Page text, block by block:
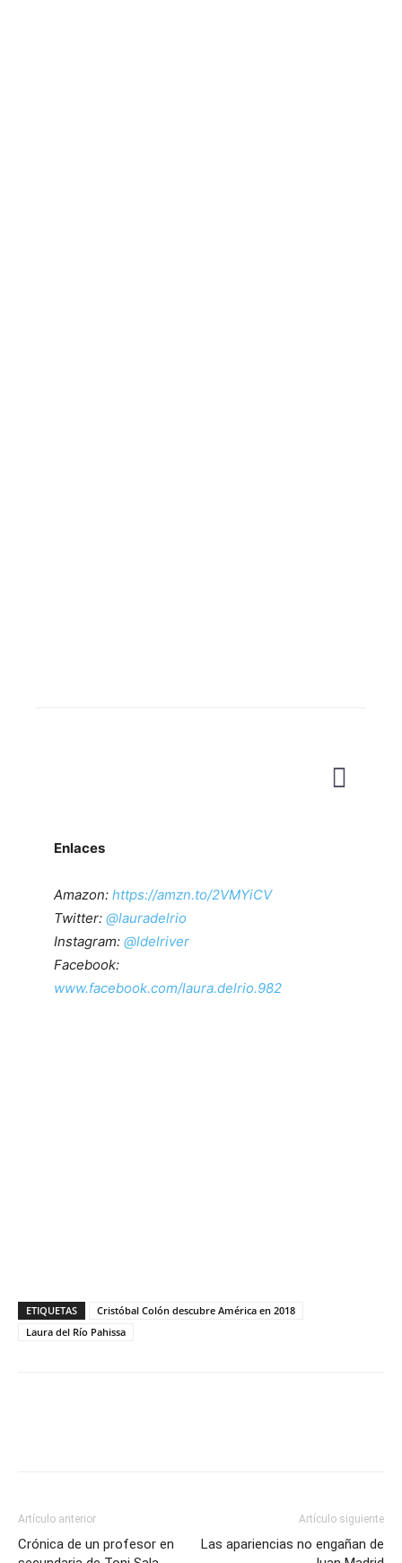
Enlaces
Amazon: https://amzn.to/2VMYiCV
Twitter: @lauradelrio
Instagram: @ldelriver
Facebook:
www.facebook.com/laura.delrio.982
ETIQUETAS
Cristóbal Colón descubre América en 2018
Laura del Río Pahissa
Artículo anterior
Crónica de un profesor en
Artículo siguiente
Las apariencias no engañan de